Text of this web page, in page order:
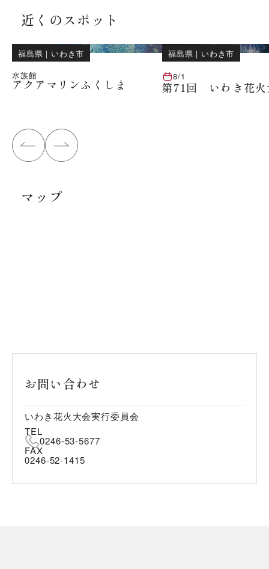
近くのスポット
福島県 ｜ いわき市
水族館
アクアマリンふくしま
福島県 ｜ いわき市
8/1
第71回 いわき花火
マップ
お問い合わせ
いわき花火大会実行委員会
TEL
0246-53-5677
FAX
0246-52-1415